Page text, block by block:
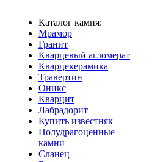
Каталог камня:
Мрамор
Гранит
Кварцевый агломерат
Кварцекерамика
Травертин
Оникс
Кварцит
Лабрадорит
Купить известняк
Полудрагоценные
камни
Сланец